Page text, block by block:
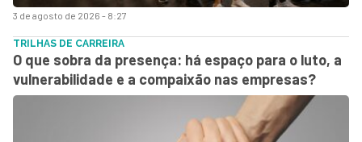
3 de agosto de 2026 - 8:27
TRILHAS DE CARREIRA
O que sobra da presença: há espaço para o luto, a
vulnerabilidade e a compaixão nas empresas?